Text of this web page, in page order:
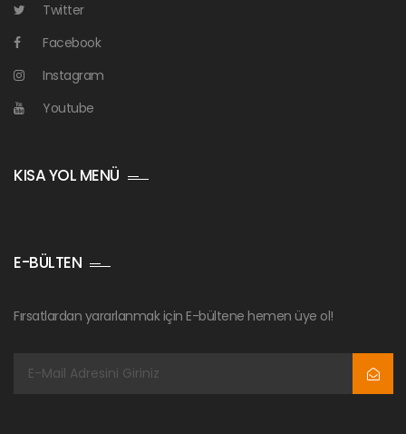
Twitter
Facebook
Instagram
Youtube
KISA YOL MENÜ
E-BÜLTEN
Fırsatlardan yararlanmak için E-bültene hemen üye ol!